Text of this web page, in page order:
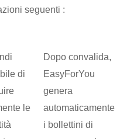
seguenti :
di
le
Dopo convalida,
EasyForYou
genera
automaticamente
i bollettini di